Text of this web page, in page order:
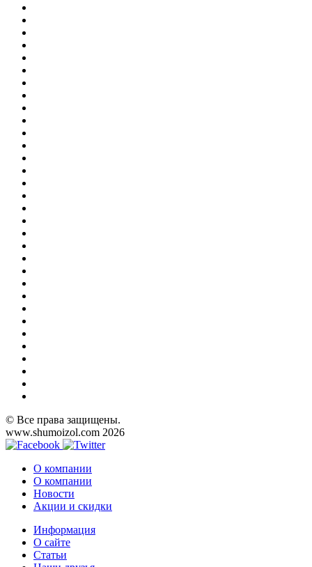
© Все права защищены.
www.shumoizol.com 2026
О компании
О компании
Новости
Акции и скидки
Информация
О сайте
Статьи